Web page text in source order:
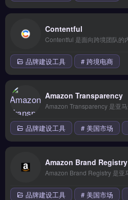
Contentful
品牌建设工具 # 跨境电商
Amazon Transparency
品牌建设工具 # 美国市场
Amazon Brand Registry
品牌建设工具 # 美国市场